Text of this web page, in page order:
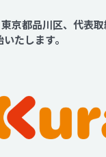
都品川区、代表取
たします。